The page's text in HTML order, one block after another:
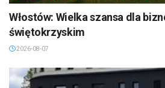
Włostów: Wielka szansa dla
świętokrzyskim
2026-08-07